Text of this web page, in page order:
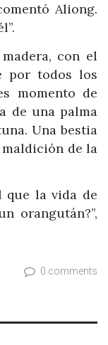
Aliong.
con el
por todos los
momento de
de una palma
Una bestia
de la
que la vida de
orangután?”,
0 comments